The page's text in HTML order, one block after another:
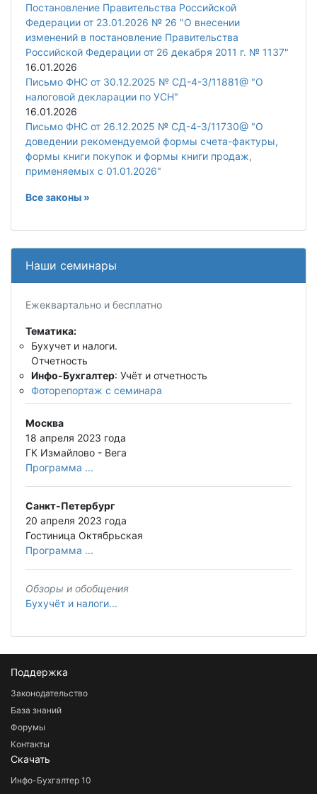
Постановление Правительства Российской
Федерации от 23.01.2026 № 26 "О внесении
изменений в постановление Правительства
Российской Федерации от 26 декабря 2011 г. № 1137"
16.01.2026
Письмо ФНС от 30.12.2025 № СД-4-3/11881@ "О
налоговой декларации по УСН"
16.01.2026
Письмо ФНС от 26.12.2025 № СД-4-3/11730@ "О
доведении рекомендуемой формы счета-фактуры,
формы книги покупок и формы книги продаж,
применяемых с 01.01.2026"
Все законы »
Наши семинары
Ежеквартально и бесплатно
Тематика:
Бухучет и налоги.
Отчетность
Инфо-Бухгалтер: Учёт и отчетность
Фоторепортаж с семинара
Москва
18 апреля 2023 года
ГК Измайлово - Вега
Программа ...
Санкт-Петербург
20 апреля 2023 года
Гостиница Октябрьская
Программа ...
Обзоры и обобщения
Бухучёт и налоги...
Поддержка
Законодательство
База знаний
Форумы
Контакты
Скачать
Инфо-Бухгалтер 10